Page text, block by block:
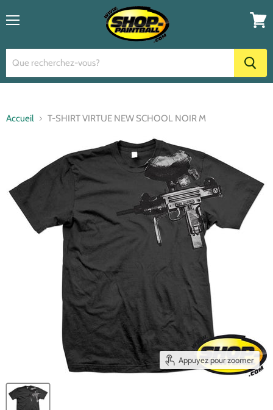
panier
Accueil T-SHIRT VIRTUE NEW SCHOOL NOIR M
Appuyez pour zoomer